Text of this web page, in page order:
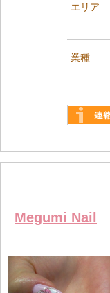
エリア
業種
Megumi Nail